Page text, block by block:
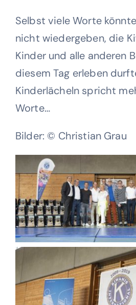
Selbst viele Worte
nicht wiedergeben, die
Kinder und alle anderen
diesem Tag erleben
Kinderlächeln spricht
Worte…
Bilder: © Christian Grau